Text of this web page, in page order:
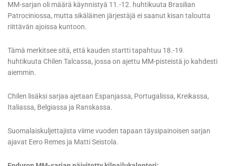
MM-sarjan oli määrä käynnistyä 11.-12. huhtikuuta Brasilian
Patrociniossa, mutta sikäläinen järjestäjä ei saanut kisan taloutta
riittävän ajoissa kuntoon.
Tämä merkitsee sitä, että kauden startti tapahtuu 18.-19.
huhtikuuta Chilen Talcassa, jossa on ajettu MM-pisteistä jo kahdesti
aiemmin.
Chilen lisäksi sarjaa ajetaan Espanjassa, Portugalissa, Kreikassa,
Italiassa, Belgiassa ja Ranskassa.
Suomalaiskuljettajista viime vuoden tapaan täysipainoisen sarjan
ajavat Eero Remes ja Matti Seistola.